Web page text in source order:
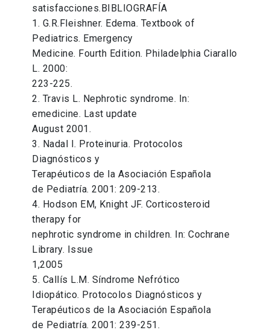
satisfacciones.BIBLIOGRAFÍA
1. G.R.Fleishner. Edema. Textbook of
Pediatrics. Emergency
Medicine. Fourth Edition. Philadelphia Ciarallo
L. 2000:
223-225.
2. Travis L. Nephrotic syndrome. In:
emedicine. Last update
August 2001.
3. Nadal I. Proteinuria. Protocolos
Diagnósticos y
Terapéuticos de la Asociación Española
de Pediatría. 2001: 209-213.
4. Hodson EM, Knight JF. Corticosteroid
therapy for
nephrotic syndrome in children. In: Cochrane
Library. Issue
1,2005
5. Callís L.M. Síndrome Nefrótico
Idiopático. Protocolos Diagnósticos y
Terapéuticos de la Asociación Española
de Pediatría. 2001: 239-251.